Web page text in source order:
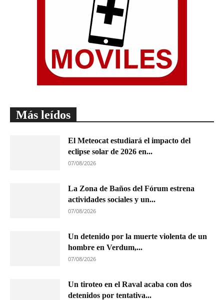
Más leídos
El Meteocat estudiará el impacto del
eclipse solar de 2026 en...
07/08/2026
La Zona de Baños del Fórum estrena
actividades sociales y un...
07/08/2026
Un detenido por la muerte violenta de un
hombre en Verdum,...
07/08/2026
Un tiroteo en el Raval acaba con dos
detenidos por tentativa...